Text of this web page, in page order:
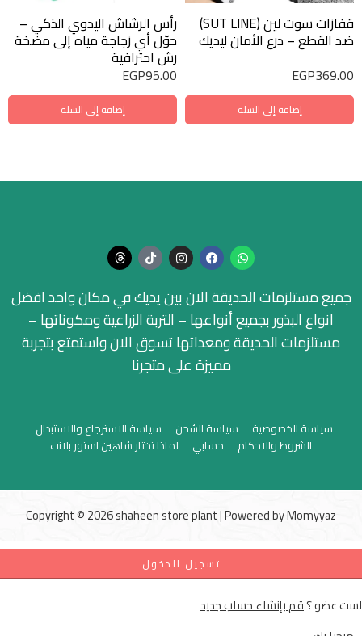
قفازات سوت لين (SUT LINE)
ضد القطع – درع الأمان ليديك
EGP369.00
إضافة إلى السلة
رأس الرشاش اليدوي الذكي –
حوّل أي زجاجة مياه إلى مضخة
رش احترافية
EGP95.00
إضافة إلى السلة
جميع مستلزمات الحديقة الان بين يديك في مكان واحد افضل
انواع البذور بجميع أنواعها – التربة الزراعية ومكوناتها –
مستلزمات الحديقة ومعداتها تسوق الان واستمتع بتجربة
مميزة على متجرنا
سياسة الخصوصية سياسة الشحن
سياسة الاسترجاع والاستبدال
الشروط والاحكام
حسابي لماذا تختار شاهين استور بلانت
Copyright © 2026 shaheen store plant | Powered byMomyyaz
تسجيل الدخول
لست عضو ؟قم بإنشاء حساب جديد